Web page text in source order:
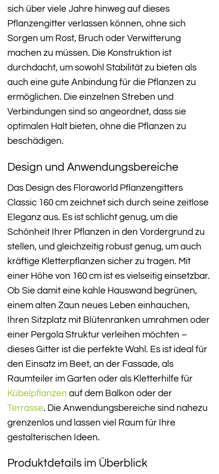
sich über viele Jahre hinweg auf dieses
Pflanzengitter verlassen können, ohne sich
Sorgen um Rost, Bruch oder Verwitterung
machen zu müssen. Die Konstruktion ist
durchdacht, um sowohl Stabilität zu bieten als
auch eine gute Anbindung für die Pflanzen zu
ermöglichen. Die einzelnen Streben und
Verbindungen sind so angeordnet, dass sie
optimalen Halt bieten, ohne die Pflanzen zu
beschädigen.
Design und Anwendungsbereiche
Das Design des Floraworld Pflanzengitters
Classic 160 cm zeichnet sich durch seine zeitlose
Eleganz aus. Es ist schlicht genug, um die
Schönheit Ihrer Pflanzen in den Vordergrund zu
stellen, und gleichzeitig robust genug, um auch
kräftige Kletterpflanzen sicher zu tragen. Mit
einer Höhe von 160 cm ist es vielseitig einsetzbar.
Ob Sie damit eine kahle Hauswand begrünen,
einem alten Zaun neues Leben einhauchen,
Ihren Sitzplatz mit Blütenranken umrahmen oder
einer Pergola Struktur verleihen möchten –
dieses Gitter ist die perfekte Wahl. Es ist ideal für
den Einsatz im Beet, an der Fassade, als
Raumteiler im Garten oder als Kletterhilfe für
Kübelpflanzen auf dem Balkon oder der
Terrasse. Die Anwendungsbereiche sind nahezu
grenzenlos und lassen viel Raum für Ihre
gestalterischen Ideen.
Produktdetails im Überblick